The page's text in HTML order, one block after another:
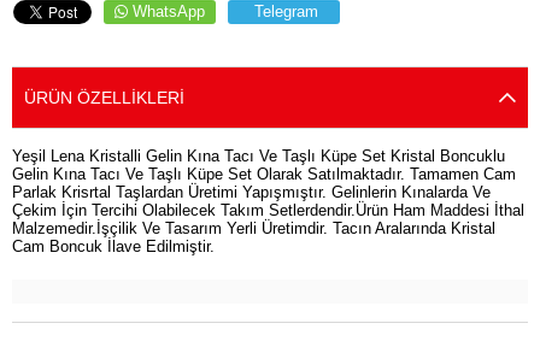
WhatsApp Telegram
ÜRÜN ÖZELLIKLERI
Yeşil Lena Kristalli Gelin Kına Tacı Ve Taşlı Küpe Set Kristal Boncuklu
Gelin Kına Tacı Ve Taşlı Küpe Set Olarak Satılmaktadır. Tamamen Cam
Parlak Krisrtal Taşlardan Üretimi Yapışmıştır. Gelinlerin Kınalarda Ve
Çekim İçin Tercihi Olabilecek Takım Setlerdendir.Ürün Ham Maddesi İthal
Malzemedir.İşçilik Ve Tasarım Yerli Üretimdir. Tacın Aralarında Kristal
Cam Boncuk İlave Edilmiştir.